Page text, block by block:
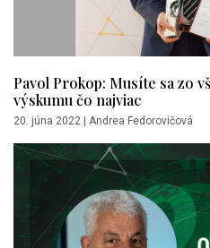
Pavol Prokop: Musíte sa zo
výskumu čo najviac
20. júna 2022 Andrea Fedorovičová